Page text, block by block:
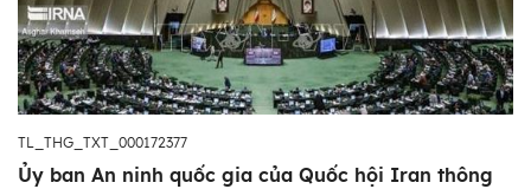
TL_THG_TXT_000172377
Ủy ban An ninh quốc gia của Quốc hội Iran thông